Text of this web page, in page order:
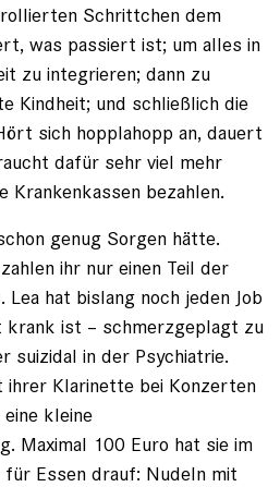
Schrittchen dem
was passiert ist; um alles in
zu integrieren; dann zu
Kindheit; und schließlich die
sich hopplahopp an, dauert
dafür sehr viel mehr
Krankenkassen bezahlen.
genug Sorgen hätte.
ihr nur einen Teil der
Lea hat bislang noch jeden Job
ist – schmerzgeplagt zu
suizidal in der Psychiatrie.
­ihrer Klarinette bei Konzerten
kleine
Maximal 100 Euro hat sie im
für Essen drauf: Nudeln mit